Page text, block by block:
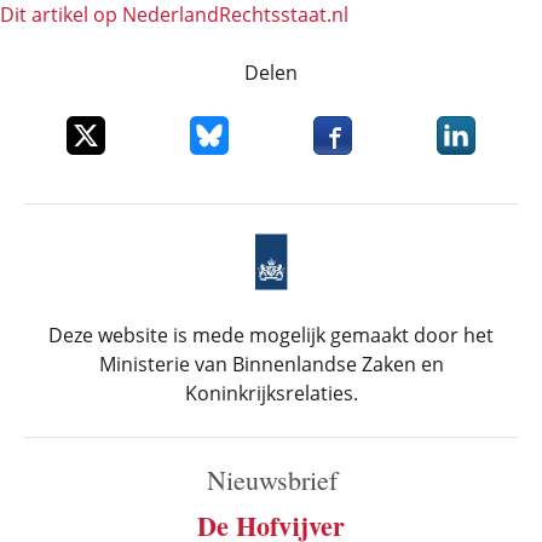
Dit artikel op NederlandRechts­staat.nl
Delen
Deel dit item op XDeel dit item op Bluesky
Deel dit item opDeel dit
Deze website is mede mogelijk gemaakt door het
Ministerie van Binnenlandse Zaken en
Koninkrijksrelaties.
Nieuwsbrief
De Hofvijver